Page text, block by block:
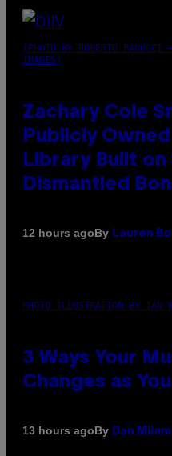
(PHOTO BY ROBERTO
IMAGES)
Zachary Cole
Publicly
Library Built on
Dismantled
12 hours agoBy Lauren
PHOTO ILLUSTRATION BY IAN
3 Ways Your
Changes as
13 hours agoBy Dan Milam